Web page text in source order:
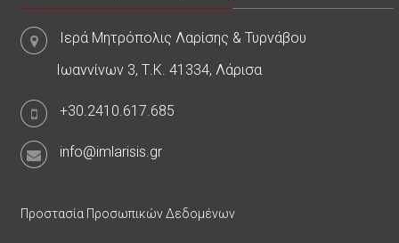
Ιερά Μητρόπολις Λαρίσης & Τυρνάβου
Ιωαννίνων 3, Τ.Κ. 41334, Λάρισα
+30.2410.617.685
info@imlarisis.gr
Προστασία Προσωπικών Δεδομένων